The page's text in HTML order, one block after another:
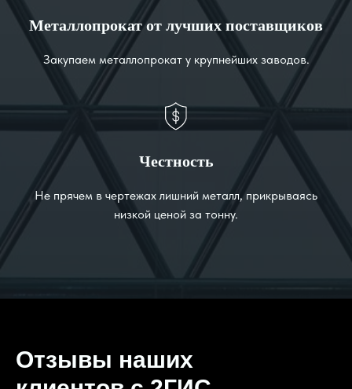
Металлопрокат от лучших поставщиков
Закупаем металлопрокат у крупнейших заводов.
Честность
Не прячем в чертежах лишний металл, прикрываясь
низкой ценой за тонну.
Отзывы наших